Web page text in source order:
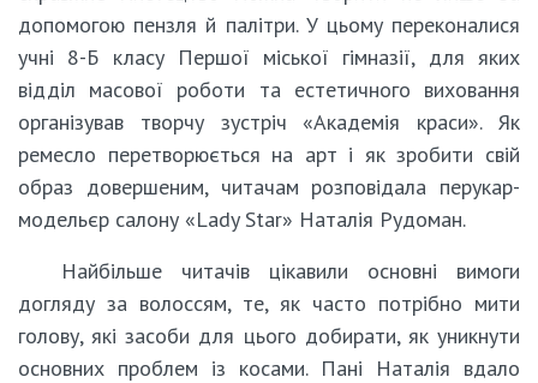
допомогою пензля й палітри. У цьому переконалися
учні 8-Б класу Першої міської гімназії, для яких
відділ масової роботи та естетичного виховання
організував творчу зустріч «Академія краси». Як
ремесло перетворюється на арт і як зробити свій
образ довершеним, читачам розповідала перукар-
модельєр салону «Lady Star» Наталія Рудоман.
Найбільше читачів цікавили основні вимоги
догляду за волоссям, те, як часто потрібно мити
голову, які засоби для цього добирати, як уникнути
основних проблем із косами. Пані Наталія вдало